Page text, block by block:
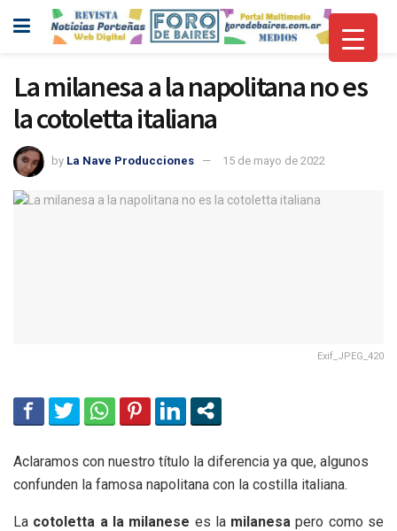
La milanesa a la napolitana no es
la cotoletta italiana
by La Nave Producciones 15 de mayo de 2022
Exif_JPEG_420
Aclaramos con nuestro título la diferencia ya que, algunos
confunden la famosa napolitana con la costilla italiana.
La cotoletta a la milanese es la milanesa pero como se